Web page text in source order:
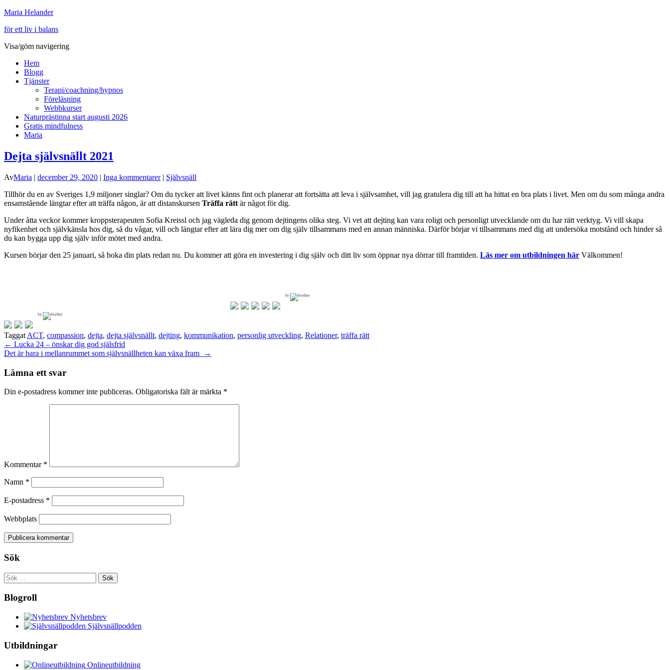
Maria Helander
för ett liv i balans
Visa/göm navigering
Hem
Blogg
Tjänster
Terapi/coachning/hypnos
Föreläsning
Webbkurser
Naturprästinna start augusti 2026
Gratis mindfulness
Maria
Dejta självsnällt 2021
AvMaria | december 29, 2020 | Inga kommentarer| Självsnäll
Tillhör du en av Sveriges 1,9 miljoner singlar? Om du tycker att livet känns fint och planerar att fortsätta att leva i självsamhet, vill jag gratulera dig till att ha hittat en bra plats i livet. Men om du som många andra
ensamstående längtar efter att träffa någon, är att distanskursen Träffa rätt är något för dig.
Under åtta veckor kommer kroppsterapeuten Sofia Kreissl och jag vägleda dig genom dejtingens olika steg. Vi vet att dejting kan vara roligt och personligt utvecklande om du har rätt verktyg. Vi vill skapa
nyfikenhet och självkänsla hos dig, så du vågar, vill och längtar efter att lära dig mer om dig själv tillsammans med en annan människa. Därför börjar vi tillsammans med dig att undersöka motstånd och hinder så
du kan bygga upp dig själv inför mötet med andra.
Kursen börjar den 25 januari, så boka din plats redan nu. Du kommer att göra en investering i dig själv och ditt liv som öppnar nya dörrar till framtiden. Läs mer om utbildningen här Välkommen!
by
by
Taggat ACT, compassion, dejta, dejta självsnällt, dejting, kommunikation, personlig utveckling, Relationer, träffa rätt
Inläggsnavigering
← Lucka 24 – önskar dig god själsfrid
Det är bara i mellanrummet som självsnällheten kan växa fram
→
Lämna ett svar
Din e-postadress kommer inte publiceras. Obligatoriska fält är märkta *
Kommentar *
Namn *
E-postadress *
Webbplats
Sök
Sök
efter:
Blogroll
Nyhetsbrev
Självsnällpodden
Utbildningar
Onlineutbildning